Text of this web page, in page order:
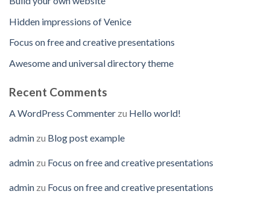
Hidden impressions of Venice
Focus on free and creative presentations
Awesome and universal directory theme
Recent Comments
A WordPress Commenter zu Hello world!
admin zu Blog post example
admin zu Focus on free and creative presentations
admin zu Focus on free and creative presentations